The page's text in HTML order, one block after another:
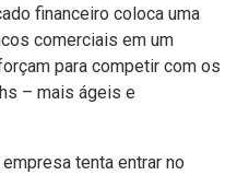
financeiro coloca uma
comerciais em um
para competir com os
– mais ágeis e
tenta entrar no